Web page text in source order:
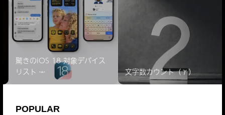
驚きのiOS 18 対象デバイス
リスト ̵…
文字数カウント（γ）
POPULAR
ヨドバシカメラ マルチメディアAkiba
800 Mbps 超！！